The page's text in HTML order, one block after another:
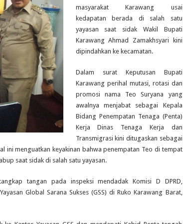
masyarakat Karawang usai
kedapatan berada di salah satu
yayasan saat sidak Wakil Bupati
Karawang Ahmad Zamakhsyari kini
dipindahkan ke kecamatan.
Dalam surat Keputusan Bupati
Karawang perihal mutasi, rotasi dan
promosi nama Teo Suryana yang
awalnya menjabat sebagai Kepala
Bidang Penempatan Tenaga (Penta)
Kerja Dinas Tenaga Kerja dan
Transmigrasi kini ditugaskan sebagai
ini menguatkan keyakinan bahwa penempatan Teo di tempat
saat sidak di salah satu yayasan.
tangan pada inspeksi mendadak Komisi D DPRD,
Global Sarana Sukses (GSS) di Ruko Karawang Barat,